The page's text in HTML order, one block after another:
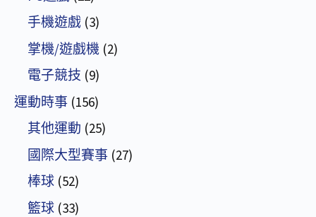
手機遊戲 (3)
掌機/遊戲機 (2)
電子競技 (9)
運動時事 (156)
其他運動 (25)
國際大型賽事 (27)
棒球 (52)
籃球 (33)